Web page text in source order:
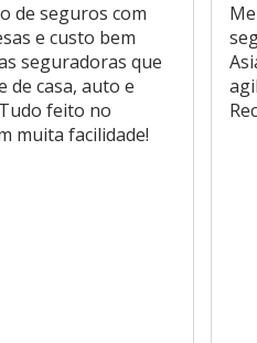
de seguros com
e custo bem
seguradoras que
de casa, auto e
feito no
muita facilidade!